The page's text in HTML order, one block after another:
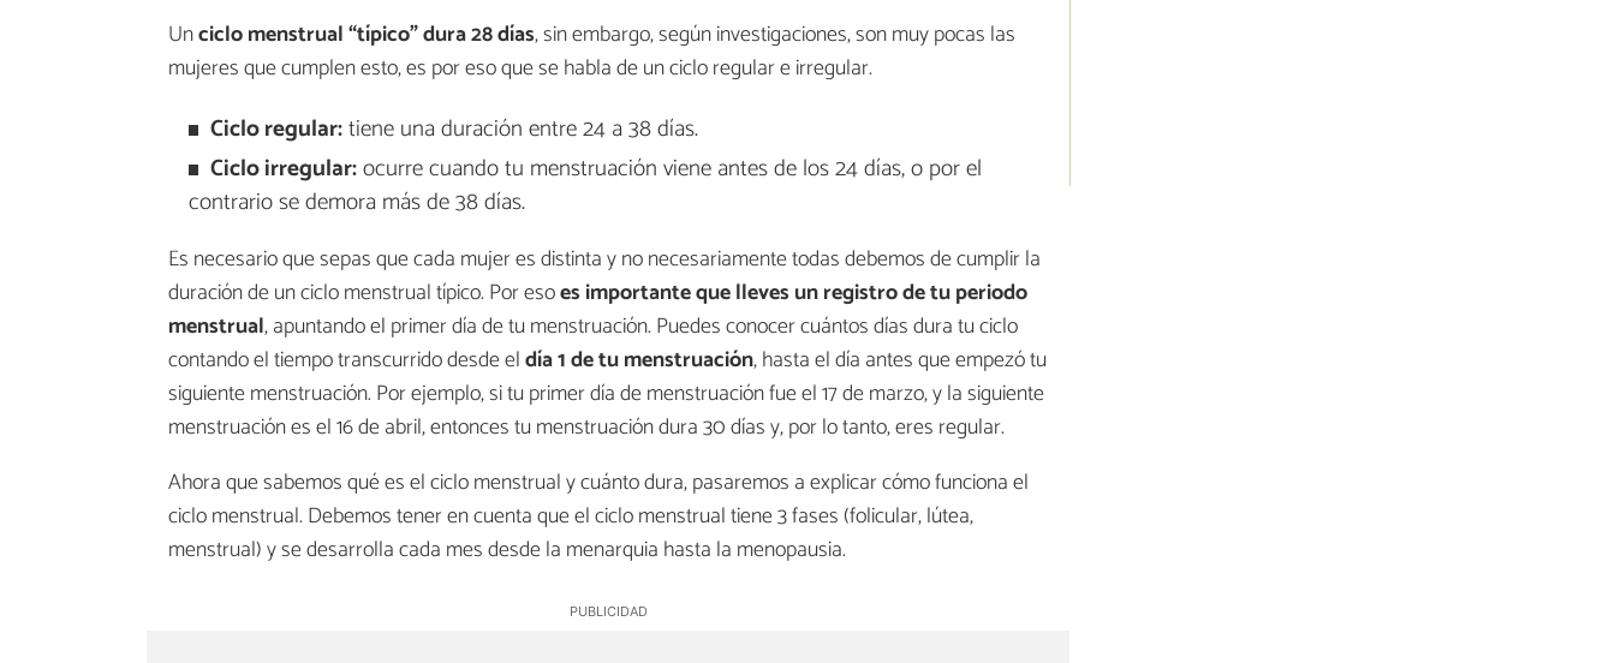
Unciclo menstrual “típico” dura 28 días, sin embargo, según investigaciones, son muy pocas las
mujeres que cumplen esto, es por eso que se habla de un ciclo regular e irregular.
Ciclo regular:tiene una duración entre 24 a 38 días.
Ciclo irregular:ocurre cuando tu menstruación viene antes de los 24 días, o por el
contrario se demora más de 38 días.
Es necesario que sepas que cada mujer es distinta y no necesariamente todas debemos de cumplir la
duración de un ciclo menstrual típico. Por esoes importante que lleves un registro de tu periodo
menstrual, apuntando el primer día de tu menstruación. Puedes conocer cuántos días dura tu ciclo
contando el tiempo transcurrido desde eldía 1 de tu menstruación, hasta el día antes que empezó tu
siguiente menstruación. Por ejemplo, si tu primer día de menstruación fue el 17 de marzo, y la siguiente
menstruación es el 16 de abril, entonces tu menstruación dura 30 días y, por lo tanto, eres regular.
Ahora que sabemos qué es el ciclo menstrual y cuánto dura, pasaremos a explicar cómo funciona el
ciclo menstrual. Debemos tener en cuenta que el ciclo menstrual tiene 3 fases (folicular, lútea,
menstrual) y se desarrolla cada mes desde la menarquia hasta la menopausia.